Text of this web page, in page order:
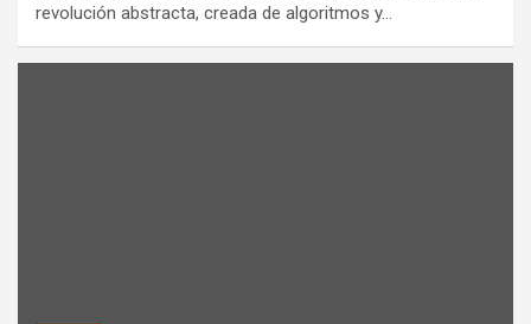
revolución abstracta, creada de algoritmos y…